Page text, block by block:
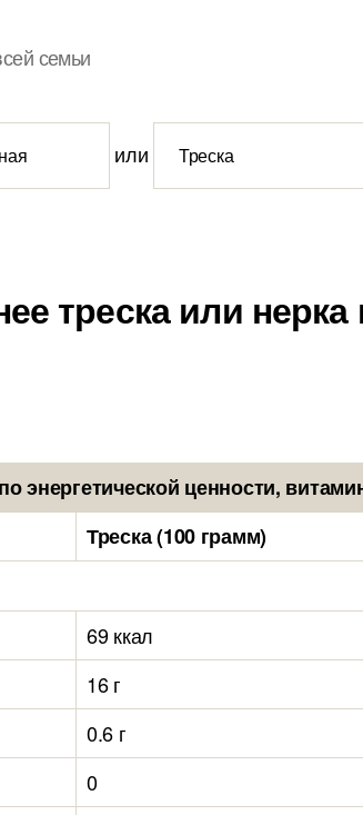
семьи
или
треска или нерка
энергетической ценности,
Треска (100 грамм)
69 ккал
16 г
0.6 г
0